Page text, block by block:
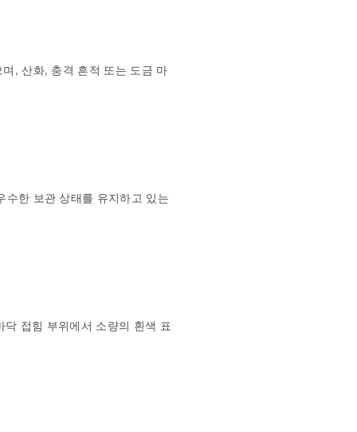
, 산화, 충격 흔적 또는 도금 마
한 보관 상태를 유지하고 있는
접힘 부위에서 소량의 흰색 표